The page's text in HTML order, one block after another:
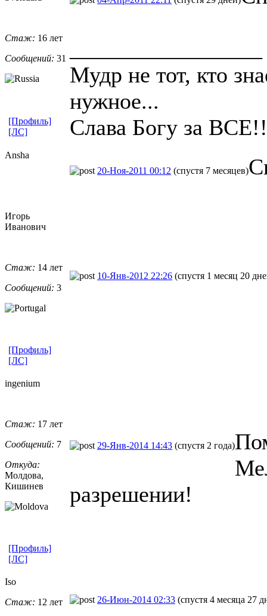
Стаж: 16 лет
Сообщений: 31
Мудр не тот, кто
нужное...
Слава Богу за
[Профиль]
[ЛС]
Ansha
20-Ноя-2011 00:12 (спустя 7 месяцев)
Игорь
Иванович
Стаж: 14 лет
Сообщений: 3
10-Янв-2012 22:26 (спустя 1 месяц 20
[Профиль]
[ЛС]
ingenium
Стаж: 17 лет
Сообщений: 7
Откуда:
Молдова,
Кишинев
29-Янв-2014 14:43 (спустя 2 года)
разрешении!
[Профиль]
[ЛС]
Iso
Стаж: 12 лет
26-Июн-2014 02:33 (спустя 4 месяца 27